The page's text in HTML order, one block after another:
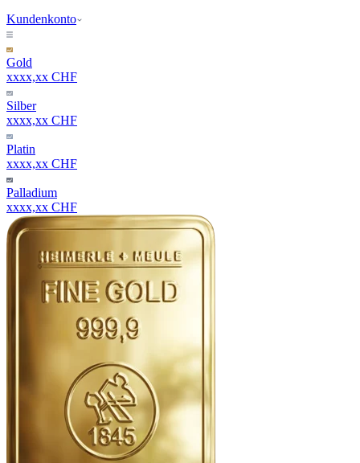
Kundenkonto
Gold
xxxx,xx CHF
Silber
xxxx,xx CHF
Platin
xxxx,xx CHF
Palladium
xxxx,xx CHF